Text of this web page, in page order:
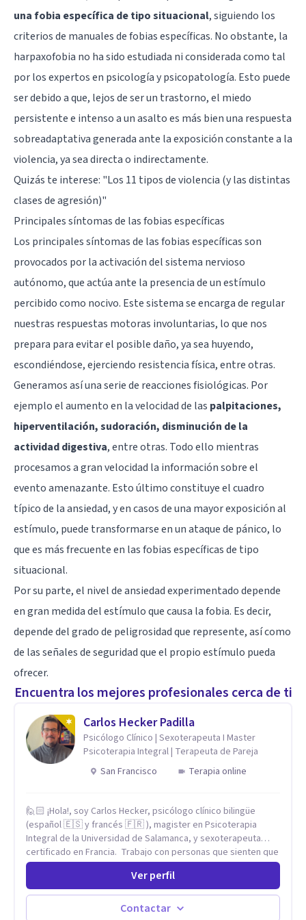
una fobia específica de tipo situacional, siguiendo los
criterios de manuales de fobias específicas. No obstante, la
harpaxofobia no ha sido estudiada ni considerada como tal
por los expertos en psicología y psicopatología. Esto puede
ser debido a que, lejos de ser un trastorno, el miedo
persistente e intenso a un asalto es más bien una respuesta
sobreadaptativa generada ante la exposición constante a la
violencia, ya sea directa o indirectamente.
Quizás te interese: "Los 11 tipos de violencia (y las distintas
clases de agresión)"
Principales síntomas de las fobias específicas
Los principales síntomas de las fobias específicas son
provocados por la activación del sistema nervioso
autónomo, que actúa ante la presencia de un estímulo
percibido como nocivo. Este sistema se encarga de regular
nuestras respuestas motoras involuntarias, lo que nos
prepara para evitar el posible daño, ya sea huyendo,
escondiéndose, ejerciendo resistencia física, entre otras.
Generamos así una serie de reacciones fisiológicas. Por
ejemplo el aumento en la velocidad de las palpitaciones,
hiperventilación, sudoración, disminución de la
actividad digestiva, entre otras. Todo ello mientras
procesamos a gran velocidad la información sobre el
evento amenazante. Esto último constituye el cuadro
típico de la ansiedad, y en casos de una mayor exposición al
estímulo, puede transformarse en un ataque de pánico, lo
que es más frecuente en las fobias específicas de tipo
situacional.
Por su parte, el nivel de ansiedad experimentado depende
en gran medida del estímulo que causa la fobia. Es decir,
depende del grado de peligrosidad que represente, así como
de las señales de seguridad que el propio estímulo pueda
ofrecer.
Encuentra los mejores profesionales cerca de ti
Carlos Hecker Padilla
Psicólogo Clínico | Sexoterapeuta I Master
Psicoterapia Integral | Terapeuta de Pareja
San Francisco
Terapia online
🙋🏻 ¡Hola!, soy Carlos Hecker, psicólogo clínico bilingüe
(español 🇪🇸 y francés 🇫🇷 ), magister en Psicoterapia
Integral de la Universidad de Salamanca, y sexoterapeuta
certificado en Francia. Trabajo con personas que sienten que
algo en su vida dejó de calzar: ansiedad que se desborda,
tristeza que no se va, duelos que se alargan, relaciones que
repiten el mismo patrón o preguntas en torno a la sexualidad
y la identidad que necesitan un espacio seguro para ser
Ver perfil
Contactar